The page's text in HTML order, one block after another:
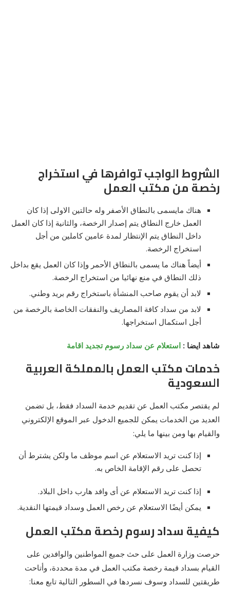
الشروط الواجب توافرها في استخراج
رخصة من مكتب العمل
هناك مايسمى بالنطاق الأصفر وله حالتين الاولى إذا كان
العمل خارج النطاق يتم إصدار الرخصة، والثانية إذا كان العمل
داخل النطاق يتم الإنتظار لمدة عامين كاملين من أجل
استخراج الرخصة.
أيضاً هناك ما يسمى بالنطاق الأحمر وإذا كان العمل يقع بداخل
ذلك النطاق في منع نهائيا من استخراج الرخصة.
لابد أن يقوم صاحب المنشأة باستخراج رقم بريد وطني.
لابد من سداد كافة المصاريف والنفقات الخاصة بالرخصة من
أجل استكمال استخراجها.
شاهد ايضا : استعلام عن سداد رسوم تجديد اقامة
خدمات مكتب العمل بالمملكة العربية
السعودية
لم يقتصر مكتب العمل عن تقديم خدمة السداد فقط، بل تضمن
العديد من الخدمات يمكن للجميع الدخول عبر الموقع الإلكتروني
والقيام بها ومن بينها ما يلي:
إذا كنت تريد الاستعلام عن اسم موظف ما ولكن يشترط أن
تحصل على رقم الإقامة الخاص به.
إذا كنت تريد الاستعلام عن أى وافد هارب داخل البلاد.
يمكن أيضًا الاستعلام عن رخص العمل وسداد قيمتها النقدية.
كيفية سداد رسوم رخصة مكتب العمل
حرصت وزارة العمل على حث جميع المواطنين والوافدين على
القيام بسداد قيمة رخصة مكتب العمل في مدة محددة، وأتاحت
طريقتين للسداد وسوف نسردها في السطور التالية تابع معنا: